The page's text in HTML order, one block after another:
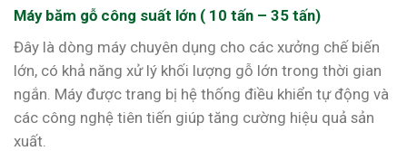
Máy băm gỗ công suất lớn ( 10 tấn – 35 tấn)
Đây là dòng máy chuyên dụng cho các xưởng chế biến
lớn, có khả năng xử lý khối lượng gỗ lớn trong thời gian
ngắn. Máy được trang bị hệ thống điều khiển tự động và
các công nghệ tiên tiến giúp tăng cường hiệu quả sản
xuất.